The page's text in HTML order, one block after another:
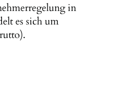
in
es sich um